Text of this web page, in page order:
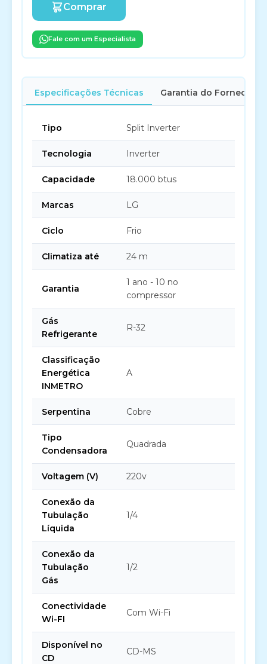
Comprar
Fale com um Especialista
Especificações Técnicas Garantia do Fornecedor
Tipo Split Inverter
Tecnologia Inverter
Capacidade 18.000 btus
Marcas LG
Ciclo Frio
Climatiza até 24 m
Garantia
1 ano - 10 no
compressor
Gás
Refrigerante
R-32
Classificação
Energética
INMETRO
A
Serpentina Cobre
Tipo
Condensadora
Quadrada
Voltagem (V) 220v
Conexão da
Tubulação
Líquida
1/4
Conexão da
Tubulação
Gás
1/2
Conectividade
Wi-FI
Com Wi-Fi
Disponível no
CD
CD-MS